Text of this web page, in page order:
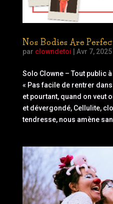
Nos Bodies Are
par clowndetoi Avr 7, 2025|
Solo Clowne – Tout public
« Pas facile de rentrer
et pourtant, quand on veut
et dévergondé, Cellulite,
tendresse, nous amène